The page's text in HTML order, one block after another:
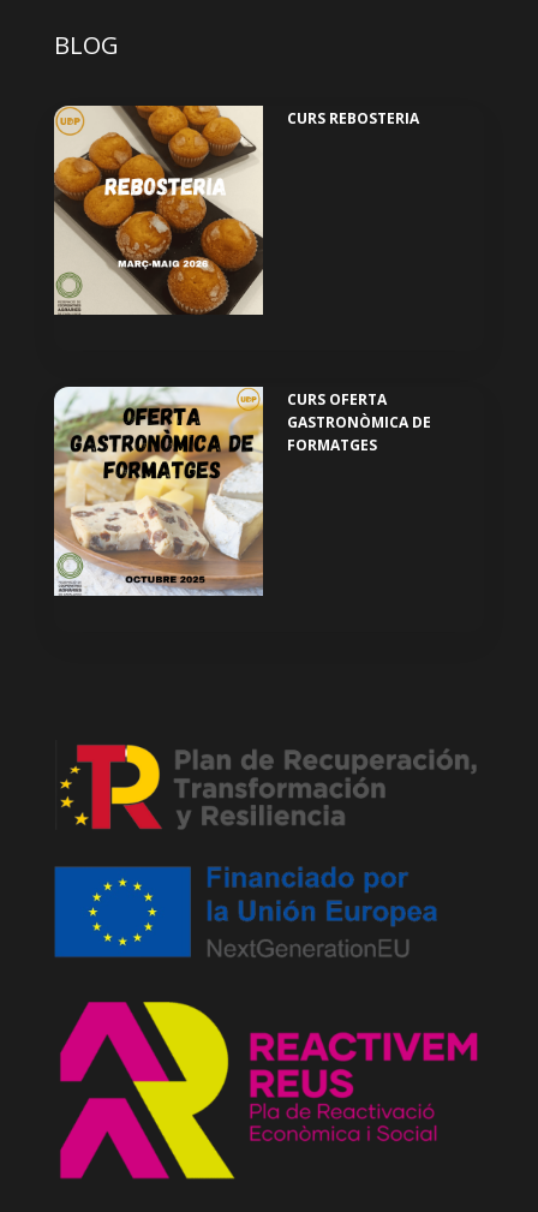
BLOG
CURS REBOSTERIA
CURS OFERTA
GASTRONÒMICA DE
FORMATGES